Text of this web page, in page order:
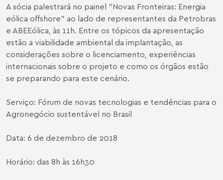
A sócia palestrará no painel "Novas Fronteiras: Energia
eólica offshore" ao lado de representantes da Petrobras
e ABEEólica, às 11h. Entre os tópicos da apresentação
estão a viabilidade ambiental da implantação, as
considerações sobre o licenciamento, experiências
internacionais sobre o projeto e como os órgãos estão
se preparando para este cenário.
Serviço: Fórum de novas tecnologias e tendências para o
Agronegócio sustentável no Brasil
Data: 6 de dezembro de 2018
Horário: das 8h às 16h30